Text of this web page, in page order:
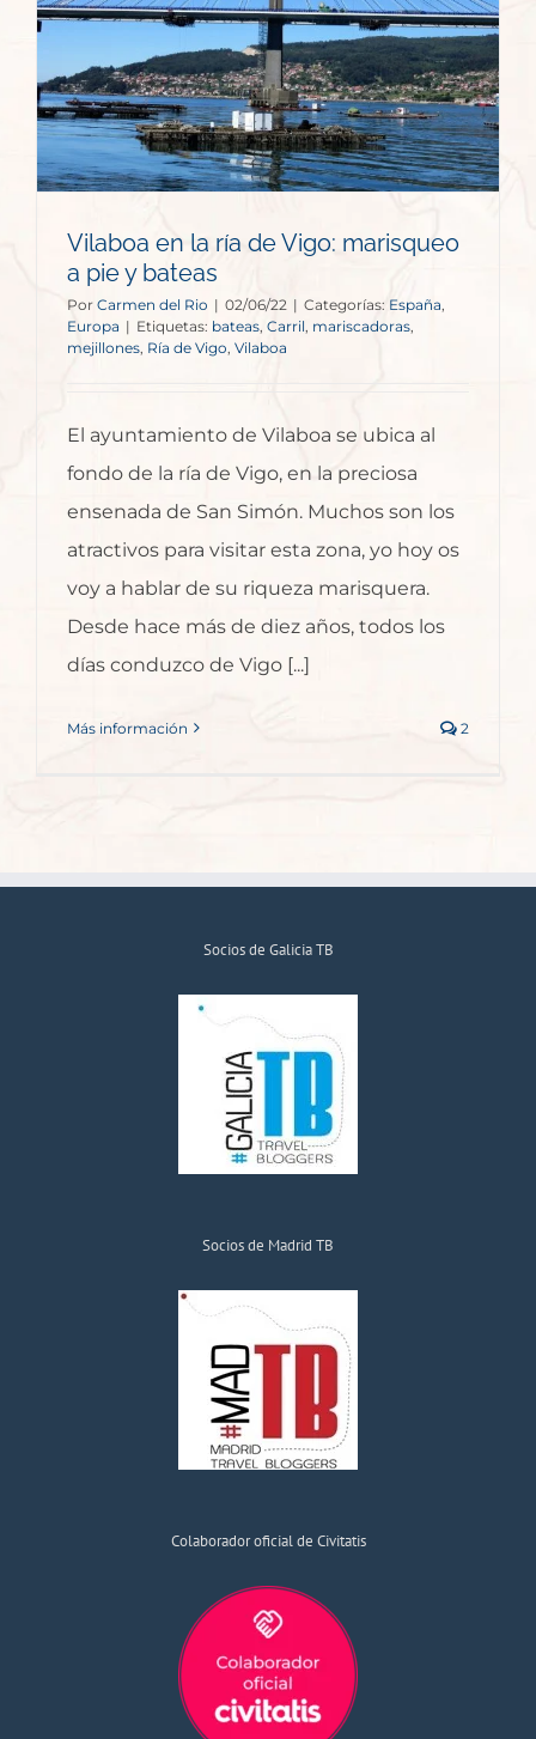
Vilaboa en la ría de Vigo: marisqueo
a pie y bateas
Por Carmen del Rio | 02/06/22 | Categorías: España
Europa | Etiquetas: bateas, Carril mariscadoras
mejillones Ría de Vigo, Vilaboa
El ayuntamiento de Vilaboa se ubica al
fondo de la ría de Vigo, en la preciosa
ensenada de San Simón. Muchos son los
atractivos para visitar esta zona, yo hoy os
voy a hablar de su riqueza marisquera.
Desde hace más de diez años, todos los
días conduzco de Vigo [...]
Más información 2
Socios de Galicia TB
Socios de Madrid TB
Colaborador oficial de Civitatis